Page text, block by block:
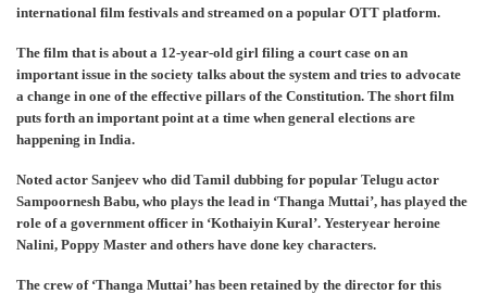
international film festivals and streamed on a popular OTT platform.
The film that is about a 12-year-old girl filing a court case on an
important issue in the society talks about the system and tries to advocate
a change in one of the effective pillars of the Constitution. The short film
puts forth an important point at a time when general elections are
happening in India.
Noted actor Sanjeev who did Tamil dubbing for popular Telugu actor
Sampoornesh Babu, who plays the lead in ‘Thanga Muttai’, has played the
role of a government officer in ‘Kothaiyin Kural’. Yesteryear heroine
Nalini, Poppy Master and others have done key characters.
The crew of ‘Thanga Muttai’ has been retained by the director for this